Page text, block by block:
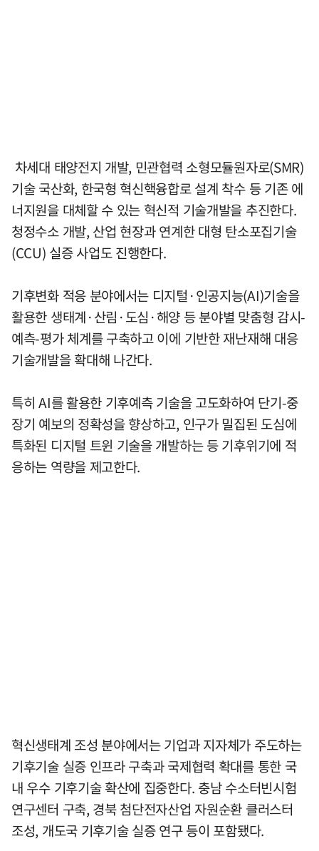
차세대 태양전지 개발, 민관협력 소형모듈원자로(SMR)
기술 국산화, 한국형 혁신핵융합로 설계 착수 등 기존 에
너지원을 대체할 수 있는 혁신적 기술개발을 추진한다.
청정수소 개발, 산업 현장과 연계한 대형 탄소포집기술
(CCU) 실증 사업도 진행한다.
기후변화 적응 분야에서는 디지털·인공지능(AI)기술을
활용한 생태계·산림·도심·해양 등 분야별 맞춤형 감시-
예측-평가 체계를 구축하고 이에 기반한 재난재해 대응
기술개발을 확대해 나간다.
특히 AI를 활용한 기후예측 기술을 고도화하여 단기-중
장기 예보의 정확성을 향상하고, 인구가 밀집된 도심에
특화된 디지털 트윈 기술을 개발하는 등 기후위기에 적
응하는 역량을 제고한다.
혁신생태계 조성 분야에서는 기업과 지자체가 주도하는
기후기술 실증 인프라 구축과 국제협력 확대를 통한 국
내 우수 기후기술 확산에 집중한다. 충남 수소터빈시험
연구센터 구축, 경북 첨단전자산업 자원순환 클러스터
조성, 개도국 기후기술 실증 연구 등이 포함됐다.